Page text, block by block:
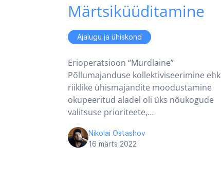
Märtsiküüditamine
Ajalugu ja ühiskond
Erioperatsioon “Murdlaine”
Põllumajanduse kollektiviseerimine ehk
riiklike ühismajandite moodustamine
okupeeritud aladel oli üks nõukogude
valitsuse prioriteete,…
Nikolai Ostashov
16 märts 2022